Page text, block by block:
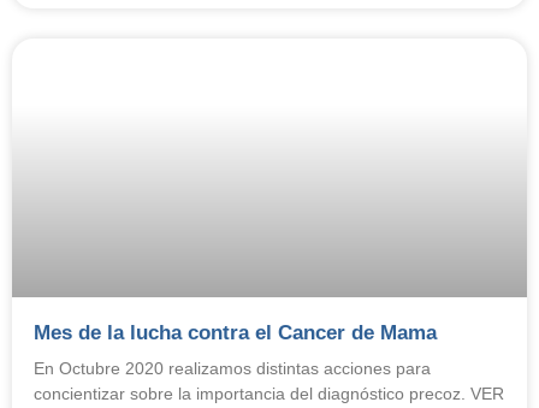
Mes de la lucha contra el Cancer de Mama
En Octubre 2020 realizamos distintas acciones para
concientizar sobre la importancia del diagnóstico precoz. VER